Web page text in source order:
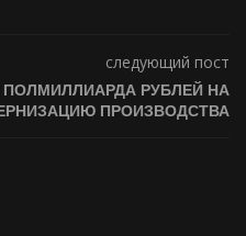
следующий пост
ПОЛМИЛЛИАРДА РУБЛЕЙ НА
ПРОИЗВОДСТВА